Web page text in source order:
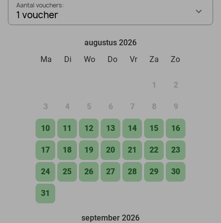
Aantal vouchers:
1 voucher
augustus 2026
Ma
Di Wo Do Vr Za Zo
1 2
3 4 5 6 7 8 9
10 11 12 13 14 15 16
17 18 19 20 21 22 23
24 25 26 27 28 29 30
31
september 2026